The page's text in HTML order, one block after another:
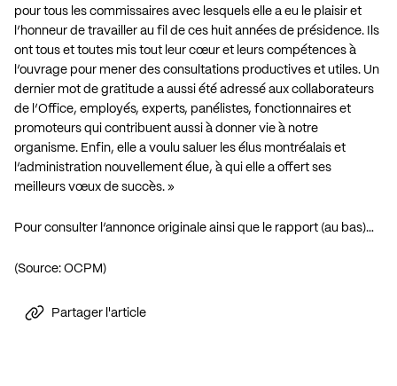
pour tous les commissaires avec lesquels elle a eu le plaisir et
l’honneur de travailler au fil de ces huit années de présidence. Ils
ont tous et toutes mis tout leur cœur et leurs compétences à
l’ouvrage pour mener des consultations productives et utiles. Un
dernier mot de gratitude a aussi été adressé aux collaborateurs
de l’Office, employés, experts, panélistes, fonctionnaires et
promoteurs qui contribuent aussi à donner vie à notre
organisme. Enfin, elle a voulu saluer les élus montréalais et
l’administration nouvellement élue, à qui elle a offert ses
meilleurs vœux de succès. »
Pour consulter l’annonce originale ainsi que le rapport (au bas)…
(Source: OCPM)
Partager l'article